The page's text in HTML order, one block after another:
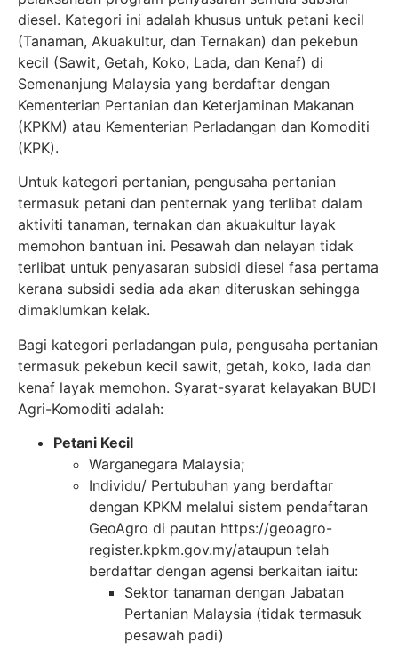
diesel. Kategori ini adalah khusus untuk petani kecil
(Tanaman, Akuakultur, dan Ternakan) dan pekebun
kecil (Sawit, Getah, Koko, Lada, dan Kenaf) di
Semenanjung Malaysia yang berdaftar dengan
Kementerian Pertanian dan Keterjaminan Makanan
(KPKM) atau Kementerian Perladangan dan Komoditi
(KPK).
Untuk kategori pertanian, pengusaha pertanian
termasuk petani dan penternak yang terlibat dalam
aktiviti tanaman, ternakan dan akuakultur layak
memohon bantuan ini. Pesawah dan nelayan tidak
terlibat untuk penyasaran subsidi diesel fasa pertama
kerana subsidi sedia ada akan diteruskan sehingga
dimaklumkan kelak.
Bagi kategori perladangan pula, pengusaha pertanian
termasuk pekebun kecil sawit, getah, koko, lada dan
kenaf layak memohon. Syarat-syarat kelayakan BUDI
Agri-Komoditi adalah:
Petani Kecil
Warganegara Malaysia;
Individu/ Pertubuhan yang berdaftar
dengan KPKM melalui sistem pendaftaran
GeoAgro di pautan https://geoagro-
register.kpkm.gov.my/ataupun telah
berdaftar dengan agensi berkaitan iaitu:
Sektor tanaman dengan Jabatan
Pertanian Malaysia (tidak termasuk
pesawah padi)